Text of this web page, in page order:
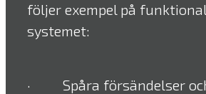
följer exempel på
systemet:
· Spåra försändelser